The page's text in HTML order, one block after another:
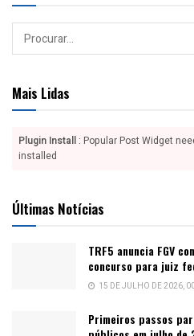
Mais Lidas
Plugin Install : Popular Post Widget
installed
Últimas Notícias
TRF5 anuncia FGV
concurso para juiz
15 DE JULHO DE 2026,
Primeiros passos